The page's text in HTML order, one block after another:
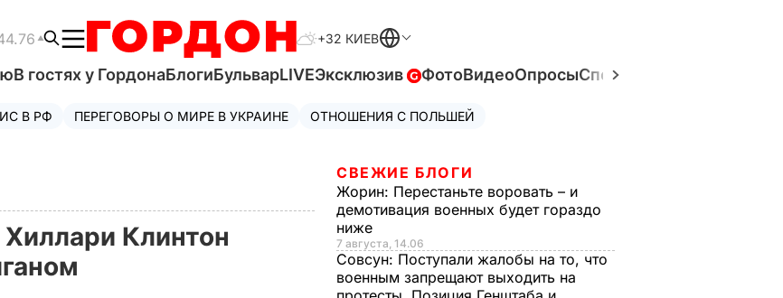
+32 КИЕВ
В гостях у ГордонаБлогиБульварLIVEЭксклюзив ФотоВидеоОпросыСпецпроекты
В РФ ПЕРЕГОВОРЫ О МИРЕ В УКРАИНЕ ОТНОШЕНИЯ С ПОЛЬШЕЙ
Клинтон
СВЕЖИЕ БЛОГИ
Жорин: Перестаньте воровать – и
демотивация военных будет гораздо
ниже
7 августа, 14.06
Совсун: Поступали жалобы на то, что
военным запрещают выходить на